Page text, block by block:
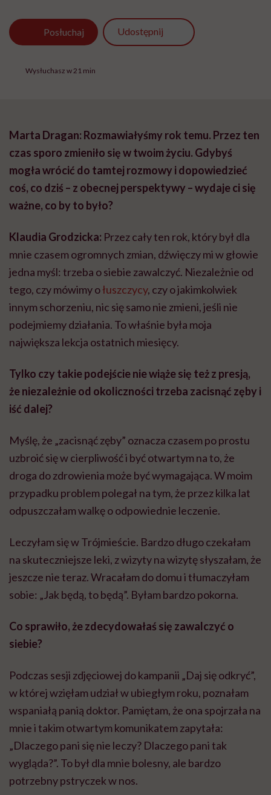
Posłuchaj Udostępnij
Wysłuchasz w 21 min
Marta Dragan: Rozmawiałyśmy rok temu. Przez ten
czas sporo zmieniło się w twoim życiu. Gdybyś
mogła wrócić do tamtej rozmowy i dopowiedzieć
coś, co dziś – z obecnej perspektywy – wydaje ci się
ważne, co by to było?
Klaudia Grodzicka: Przez cały ten rok, który był dla
mnie czasem ogromnych zmian, dźwięczy mi w głowie
jedna myśl: trzeba o siebie zawalczyć. Niezależnie od
tego, czy mówimy ołuszczycy, czy o jakimkolwiek
innym schorzeniu, nic się samo nie zmieni, jeśli nie
podejmiemy działania. To właśnie była moja
największa lekcja ostatnich miesięcy.
Tylko czy takie podejście nie wiąże się też z presją,
że niezależnie od okoliczności trzeba zacisnąć zęby i
iść dalej?
Myślę, że „zacisnąć zęby” oznacza czasem po prostu
uzbroić się w cierpliwość i być otwartym na to, że
droga do zdrowienia może być wymagająca. W moim
przypadku problem polegał na tym, że przez kilka lat
odpuszczałam walkę o odpowiednie leczenie.
Leczyłam się w Trójmieście. Bardzo długo czekałam
na skuteczniejsze leki, z wizyty na wizytę słyszałam, że
jeszcze nie teraz. Wracałam do domu i tłumaczyłam
sobie: „Jak będą, to będą”. Byłam bardzo pokorna.
Co sprawiło, że zdecydowałaś się zawalczyć o
siebie?
Podczas sesji zdjęciowej do kampanii „Daj się odkryć”,
w której wzięłam udział w ubiegłym roku, poznałam
wspaniałą panią doktor. Pamiętam, że ona spojrzała na
mnie i takim otwartym komunikatem zapytała:
„Dlaczego pani się nie leczy? Dlaczego pani tak
wygląda?”. To był dla mnie bolesny, ale bardzo
potrzebny pstryczek w nos.